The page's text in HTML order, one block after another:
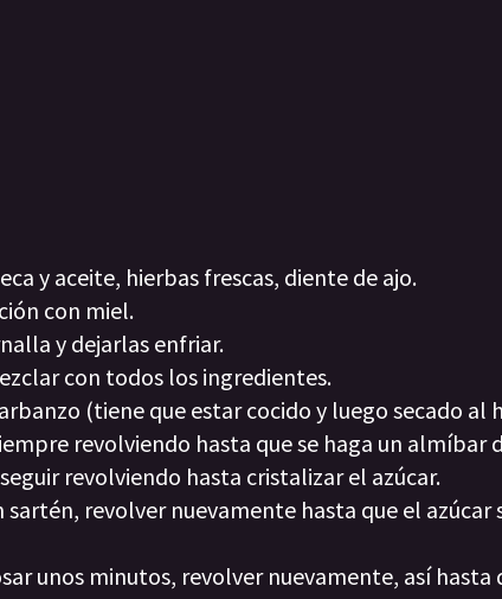
y aceite, hierbas frescas, diente de ajo.
con miel.
y dejarlas enfriar.
con todos los ingredientes.
(tiene que estar cocido y luego secado al
revolviendo hasta que se haga un almíbar
revolviendo hasta cristalizar el azúcar.
revolver nuevamente hasta que el azúcar
unos minutos, revolver nuevamente, así